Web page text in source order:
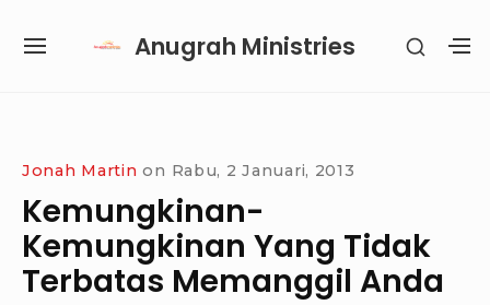
Anugrah Ministries
SITE
SHOW
Jonah Martin on Rabu, 2 Januari, 2013
Kemungkinan-
Kemungkinan Yang Tidak
Terbatas Memanggil Anda